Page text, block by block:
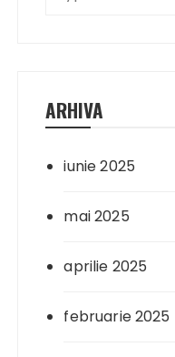
ARHIVA
iunie 2025
mai 2025
aprilie 2025
februarie 2025